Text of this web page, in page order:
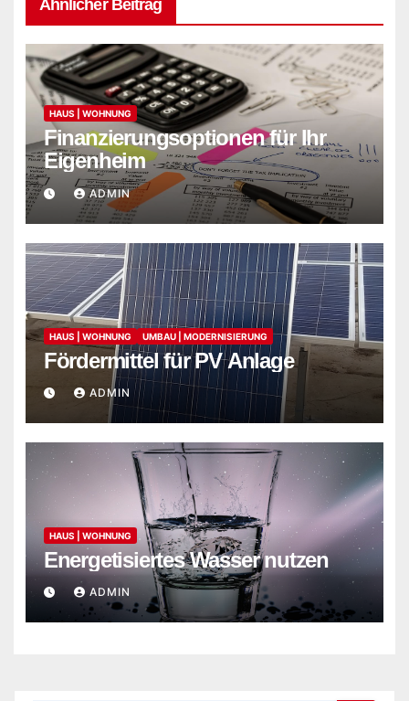
Ähnlicher Beitrag
HAUS | WOHNUNG
Finanzierungsoptionen für Ihr
Eigenheim
ADMIN
HAUS | WOHNUNG UMBAU | MODERNISIERUNG
Fördermittel für PV Anlage
ADMIN
HAUS | WOHNUNG
Energetisiertes Wasser nutzen
ADMIN